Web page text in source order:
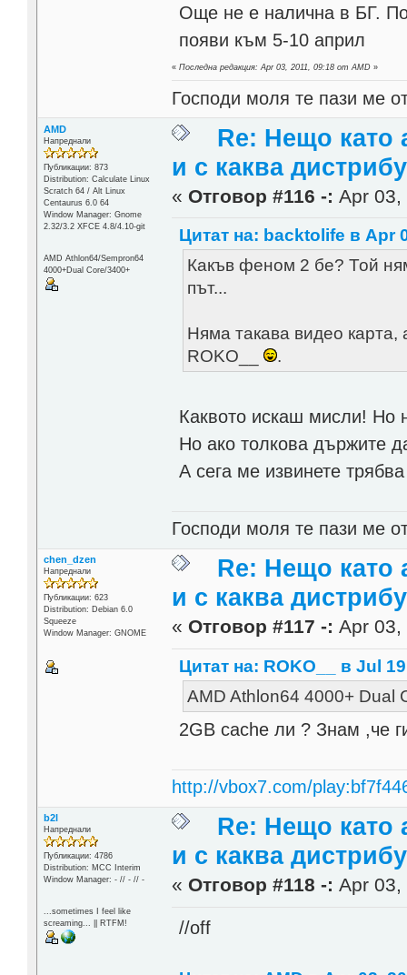
Още не е налична в БГ.
появи към 5-10 април
«Последна редакция: Apr 03, 2011, 09:18 от AMD »
Господи моля те пази ме
AMD
Напреднали
Публикации: 873
Distribution: Calculate Linux
Scratch 64 / Alt Linux
Centaurus 6.0 64
Window Manager: Gnome
2.32/3.2 XFCE 4.8/4.10-git
AMD Athlon64/Sempron64
4000+Dual Core/3400+
Re: Нещо като
и с каква
« Отговор #116 -: Apr 03,
Цитат на: backtolife в Apr
Какъв феном 2 бе? Той
път...
Няма такава видео карта,
ROKO__
.
Каквото искаш мисли!
Но ако толкова държите
А сега ме извинете
Господи моля те пази ме
chen_dzen
Напреднали
Публикации: 623
Distribution: Debian 6.0
Squeeze
Window Manager: GNOME
Re: Нещо като
и с каква
« Отговор #117 -: Apr 03,
Цитат на: ROKO__ в Jul
AMD Athlon64 4000+ Dual
2GB cache ли ? Знам ,че
http://vbox7.com/
b2l
Напреднали
Публикации: 4786
Distribution: MCC Interim
Window Manager: - // - // -
...sometimes I feel like
screaming... || RTFM!
Re: Нещо като
и с каква
« Отговор #118 -: Apr 03,
//off